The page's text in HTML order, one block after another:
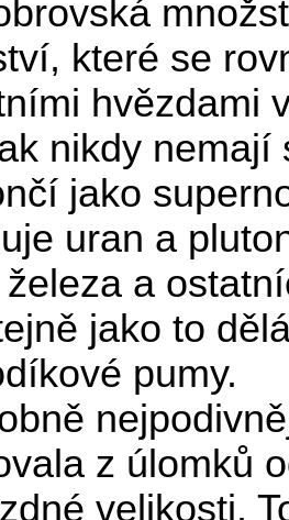
které se
hvězdami
nikdy
jako
uran a
a
jako to
pumy.
z úlomků
velikosti.